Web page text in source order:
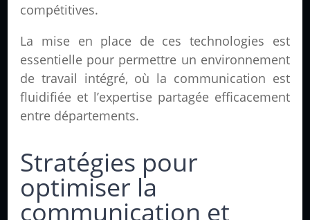
compétitives.
La mise en place de ces technologies est
essentielle pour permettre un environnement
de travail intégré, où la communication est
fluidifiée et l’expertise partagée efficacement
entre départements.
Stratégies pour
optimiser la
communication et